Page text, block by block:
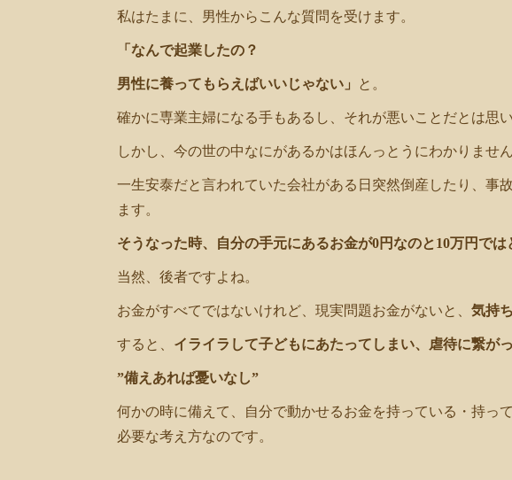
私はたまに、男性からこんな質問を受けます。
「なんで起業したの？
男性に養ってもらえばいいじゃない」 と。
確かに専業主婦になる手もあるし、それが悪いことだとは思い
しかし、今の世の中なにがあるかはほんっとうにわかりません
一生安泰だと言われていた会社がある日突然倒産したり、事
ます。
そうなった時、自分の手元にあるお金が0円なのと10万円で
当然、後者ですよね。
お金がすべてではないけれど、現実問題お金がないと、 気持
すると、 イライラして子どもにあたってしまい、虐待に繋が
”備えあれば憂いなし”
何かの時に備えて、自分で動かせるお金を持っている・持っ
必要な考え方なのです。